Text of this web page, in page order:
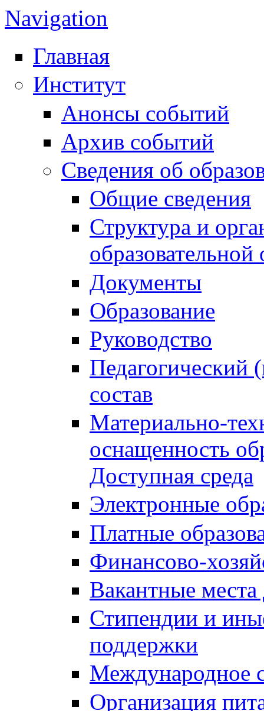
Navigation
Главная
Институт
Анонсы событий
Архив событий
Сведения об
Общие сведения
Структура и
образовательной
Документы
Образование
Руководство
Педагогический
состав
Материально-
оснащенность
Доступная среда
Электронные
Платные
Финансово-
Вакантные
Стипендии и
поддержки
Международное
Организация